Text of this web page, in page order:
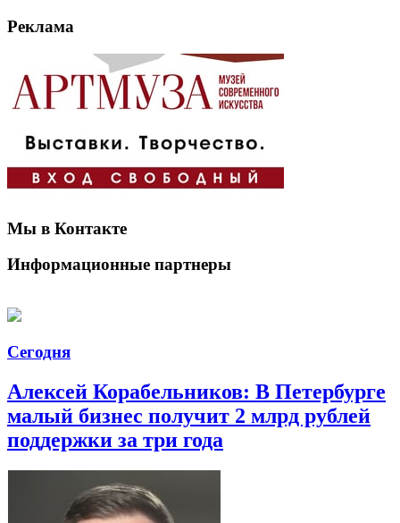
Реклама
Мы в Контакте
Информационные партнеры
Сегодня
Алексей Корабельников: В Петербурге
малый бизнес получит 2 млрд рублей
поддержки за три года